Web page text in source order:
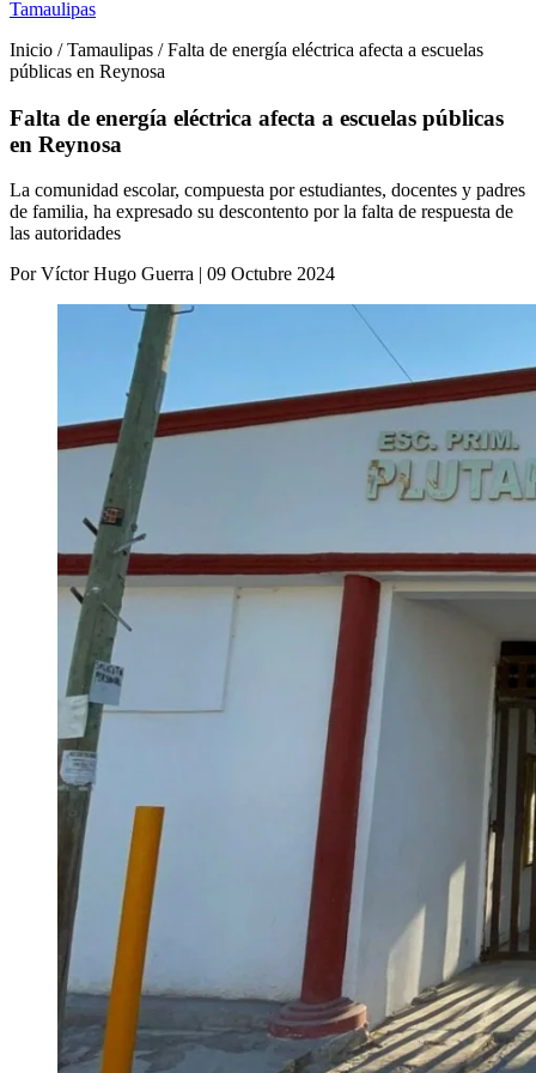
Tamaulipas
Inicio / Tamaulipas / Falta de energía eléctrica afecta a escuelas
públicas en Reynosa
Falta de energía eléctrica afecta a escuelas públicas
en Reynosa
La comunidad escolar, compuesta por estudiantes, docentes y padres
de familia, ha expresado su descontento por la falta de respuesta de
las autoridades
Por Víctor Hugo Guerra | 09 Octubre 2024